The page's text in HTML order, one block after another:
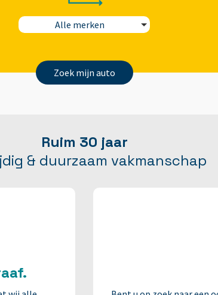
Alle merken
Zoek mijn auto
Ruim 30 jaar
& duurzaam vakmanschap